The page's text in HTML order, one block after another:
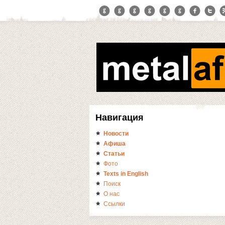
Навигация
Новости
Афиша
Статьи
Фото
Texts in English
Поиск
О нас
Ссылки